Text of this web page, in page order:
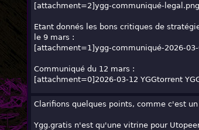
[attachment=2]ygg-communiqué-legal.png
Etant donnés les bons critiques de
le 9 mars :
[attachment=1]ygg-communiqué-2026-
Communiqué du 12 mars :
[attachment=0]2026-03-12 YGGtorrent
Clarifions quelques points, comme c'est
Ygg.gratis n'est qu'une vitrine pour